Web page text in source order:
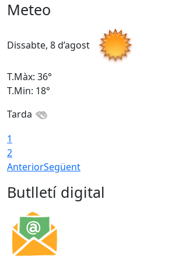
Meteo
Dissabte, 8 d’agost
T.Màx: 36°
T.Min: 18°
Tarda
1
2
AnteriorSegüent
Butlletí digital